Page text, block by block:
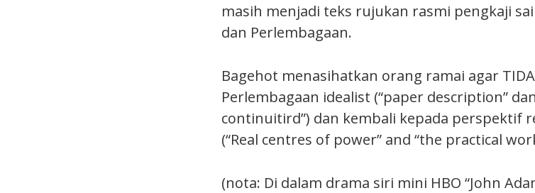
masih menjadi teks rujukan rasmi pengkaji
dan Perlembagaan.
Bagehot menasihatkan orang ramai agar
Perlembagaan idealist (“paper description”
continuitird”) dan kembali kepada perspektif
(“Real centres of power” and “the practical
(nota: Di dalam drama siri mini HBO “John